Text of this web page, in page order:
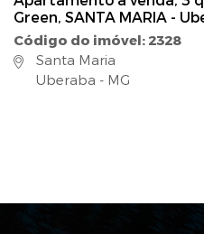
Green, SANTA MARIA -
Código do imóvel: 2328
Santa Maria
Uberaba - MG